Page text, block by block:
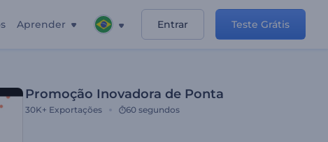
Aprender Entrar Teste Grátis
Promoção Inovadora de Ponta
30K+ Exportações 60 segundos